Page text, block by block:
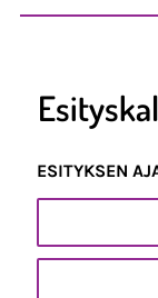
ESITYKSEN